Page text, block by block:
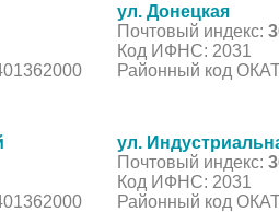
ул. Донецкая
Почтовый индекс:
Код ИФНС: 2031
Районный код
ул.
Почтовый индекс:
Код ИФНС: 2031
Районный код